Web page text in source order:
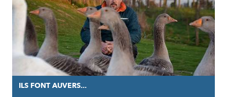
ILS FONT AUVERS...